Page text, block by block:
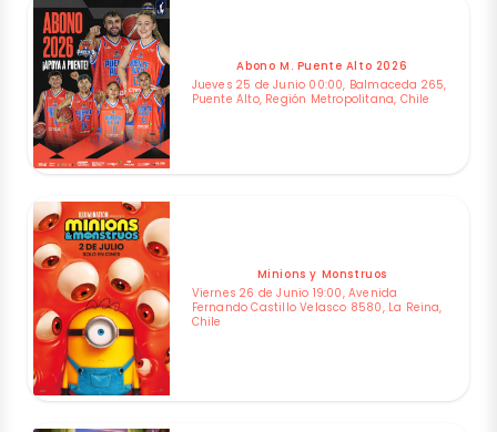
Abono M. Puente Alto 2026
Jueves 25 de Junio 00:00, Balmaceda 265,
Puente Alto, Región Metropolitana, Chile
Minions y Monstruos
Viernes 26 de Junio 19:00, Avenida
Fernando Castillo Velasco 8580, La Reina,
Chile